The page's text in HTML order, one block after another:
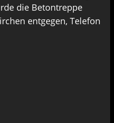
die Betontreppe
entgegen, Telefon